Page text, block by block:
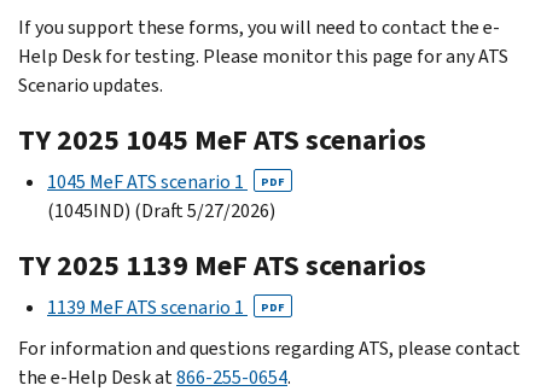
If you support these forms, you will need to contact the e-
Help Desk for testing. Please monitor this page for any ATS
Scenario updates.
TY 2025 1045 MeF ATS scenarios
1045 MeF ATS scenario 1 PDF
(1045IND) (Draft 5/27/2026)
TY 2025 1139 MeF ATS scenarios
1139 MeF ATS scenario 1 PDF
For information and questions regarding ATS, please contact
the e-Help Desk at866-255-0654.